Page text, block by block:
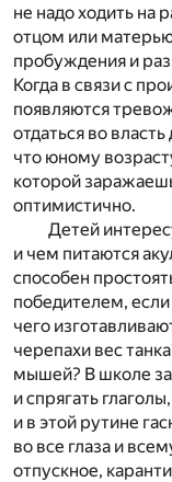
не надо ходить на
отцом или
пробуждения и
Когда в связи с
появляются
отдаться во
что юному
которой
оптимистично.
Детей
и чем питаются
способен
победителем,
чего
черепахи вес
мышей? В школе
и спрягать
и в этой рутине
во все глаза и
отпускное,